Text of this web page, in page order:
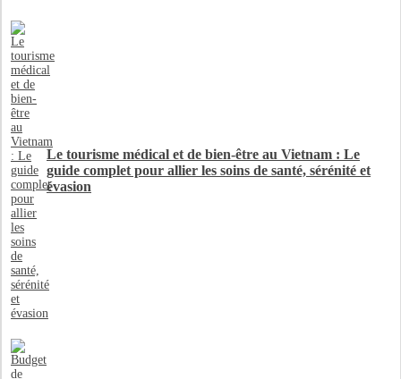
Le tourisme médical et de bien-être au Vietnam : Le
guide complet pour allier les soins de santé, sérénité et
évasion